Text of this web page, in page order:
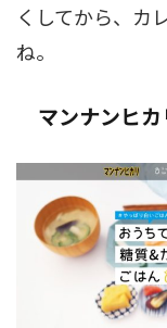
くしてから、カ
ね。
マンナンヒカ